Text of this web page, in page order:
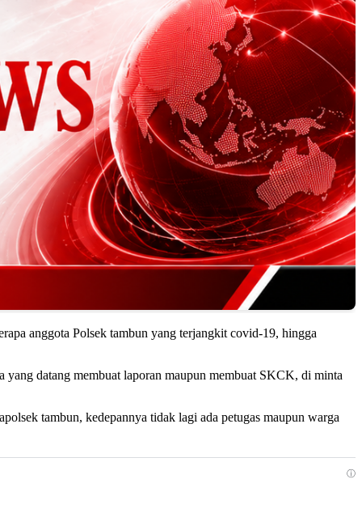
anggota Polsek tambun yang terjangkit covid-19, hingga
yang datang membuat laporan maupun membuat SKCK, di minta
tambun, kedepannya tidak lagi ada petugas maupun warga
ⓘ